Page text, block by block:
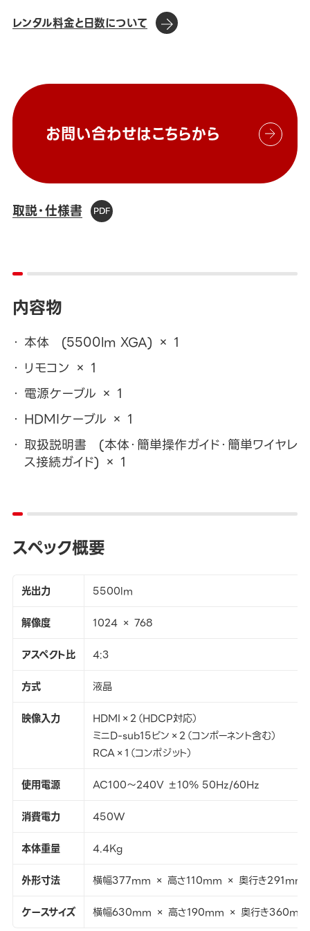
レンタル料金と日数について
お問い合わせはこちらから
取説・仕様書
内容物
本体 (5500lm XGA) × 1
リモコン × 1
電源ケーブル × 1
HDMIケーブル × 1
取扱説明書 (本体・簡単操作ガイド・簡単ワイヤレ
ス接続ガイド) × 1
スペック概要
光出力
5500lm
解像度
1024 × 768
アスペクト比
4:3
方式
液晶
映像入力
HDMI×2（HDCP対応）
ミニD-sub15ピン×2（コンポーネント含む）
RCA×1（コンポジット）
使用電源
AC100～240V ±10％ 50Hz/60Hz
消費電力
450W
本体重量
4.4Kg
外形寸法
横幅377mm × 高さ110mm × 奥行き291mm
ケースサイズ
横幅630mm × 高さ190mm × 奥行き360mm